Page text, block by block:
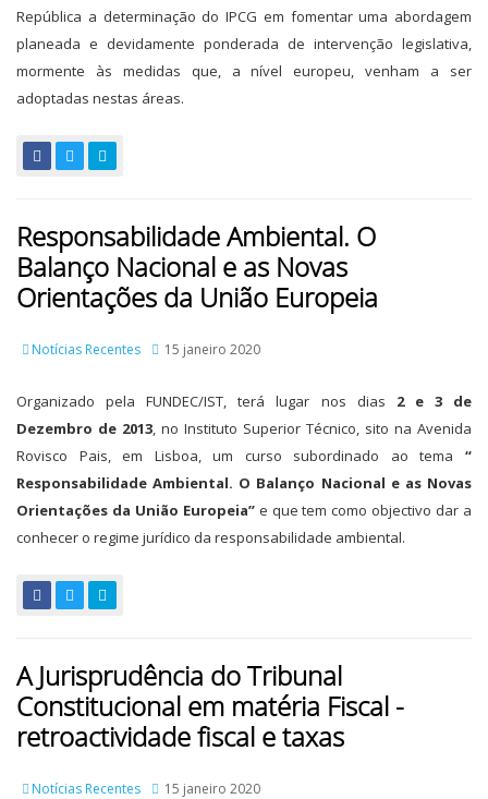
República a determinação do IPCG em fomentar uma abordagem
planeada e devidamente ponderada de intervenção legislativa,
mormente às medidas que, a nível europeu, venham a ser
adoptadas nestas áreas.
Responsabilidade Ambiental. O
Balanço Nacional e as Novas
Orientações da União Europeia
Notícias Recentes 15 janeiro 2020
Organizado pela FUNDEC/IST, terá lugar nos dias 2 e 3 de
Dezembro de 2013, no Instituto Superior Técnico, sito na Avenida
Rovisco Pais, em Lisboa, um curso subordinado ao tema “
Responsabilidade Ambiental. O Balanço Nacional e as Novas
Orientações da União Europeia”e que tem como objectivo dar a
conhecer o regime jurídico da responsabilidade ambiental.
A Jurisprudência do Tribunal
Constitucional em matéria Fiscal -
retroactividade fiscal e taxas
Notícias Recentes 15 janeiro 2020